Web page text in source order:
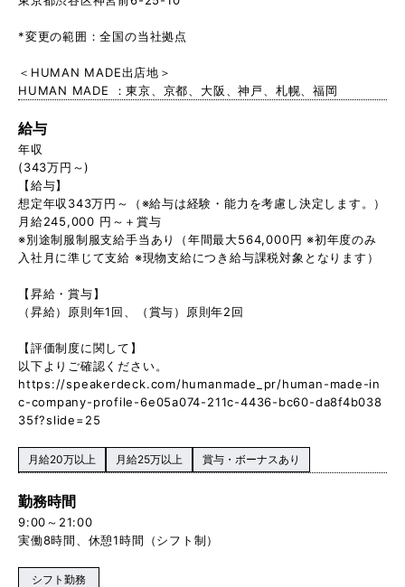
*変更の範囲：全国の当社拠点
＜HUMAN MADE出店地＞
HUMAN MADE ：東京、京都、大阪、神戸、札幌、福岡
給与
年収
(343万円～)
【給与】
想定年収343万円～（※給与は経験・能力を考慮し決定します。）
月給245,000 円～＋賞与
※別途制服制服支給手当あり（年間最大564,000円 ※初年度のみ
入社月に準じて支給 ※現物支給につき給与課税対象となります）
【昇給・賞与】
（昇給）原則年1回、（賞与）原則年2回
【評価制度に関して】
以下よりご確認ください。
https://speakerdeck.com/humanmade_pr/human-made-in
c-company-profile-6e05a074-211c-4436-bc60-da8f4b038
35f?slide=25
月給20万以上 月給25万以上 賞与・ボーナスあり
勤務時間
9:00～21:00
実働8時間、休憩1時間（シフト制）
シフト勤務